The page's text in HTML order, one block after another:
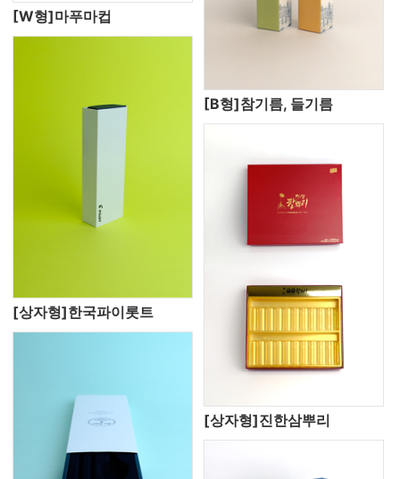
[W형]마푸마컵
[상자형]한국파이롯트
[B형]참기름, 들기름
[상자형]진한삼뿌리